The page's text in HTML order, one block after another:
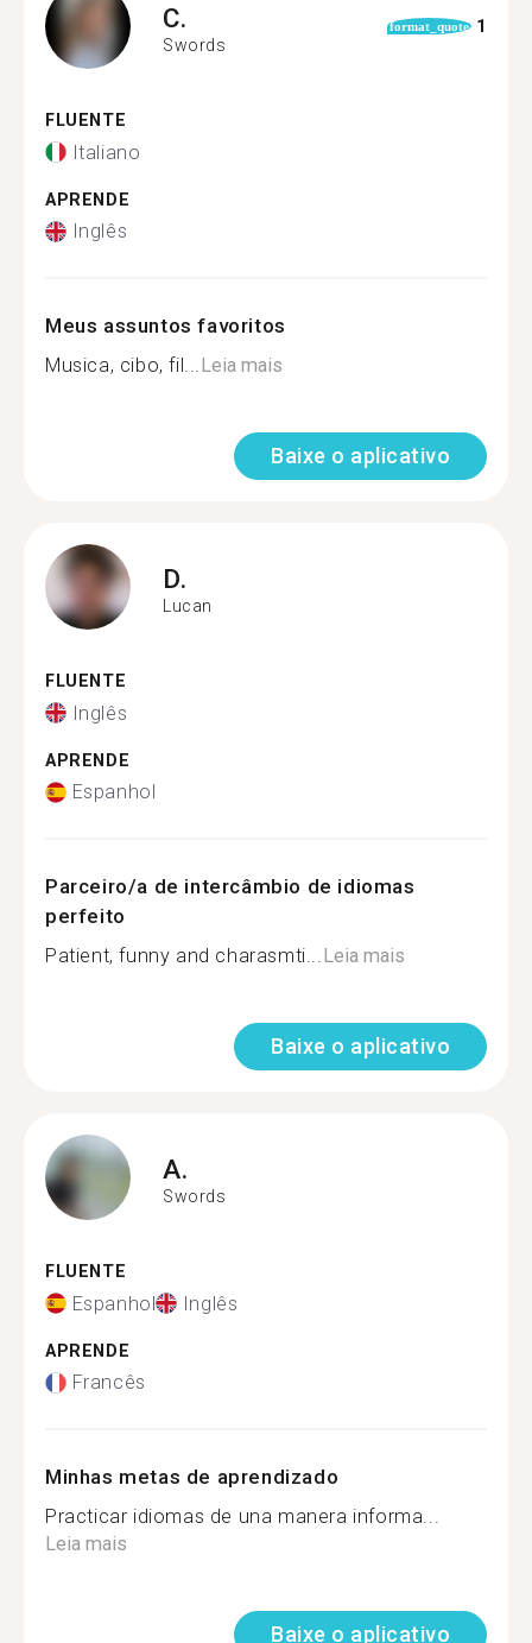
C.
Swords
format_quote 1
FLUENTE
Italiano
APRENDE
Inglês
Meus assuntos favoritos
Musica, cibo, fil...Leia mais
Baixe o aplicativo
D.
Lucan
FLUENTE
Inglês
APRENDE
Espanhol
Parceiro/a de intercâmbio de idiomas
perfeito
Patient, funny and charasmti...Leia mais
Baixe o aplicativo
A.
Swords
FLUENTE
Espanhol Inglês
APRENDE
Francês
Minhas metas de aprendizado
Practicar idiomas de una manera informa...
Leia mais
Baixe o aplicativo